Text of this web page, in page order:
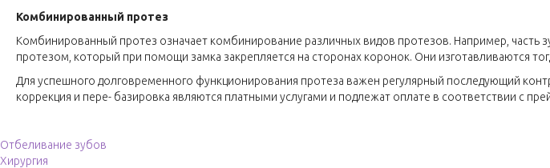
Комбинированный протез
Комбинированный протез означает комбинирование различных видов протезов. Например,
протезом, который при помощи замка закрепляется на сторонах коронок. Они изготавливаются
Для успешного долговременного функционирования протеза важен регулярный последующий
коррекция и пере- базировка являются платными услугами и подлежат оплате в соответствии с
Навигация по записям
Отбеливание зубов
Хирургия